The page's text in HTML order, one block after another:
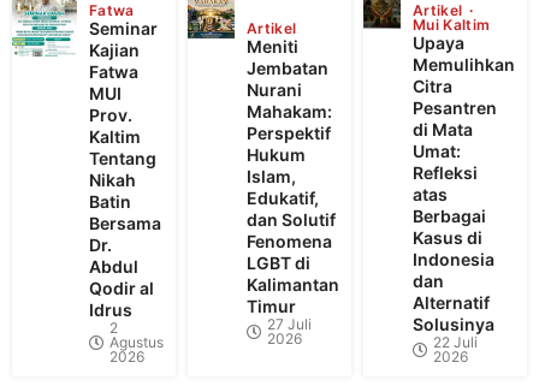
Fatwa
Seminar
Kajian
Fatwa
MUI
Prov.
Kaltim
Tentang
Nikah
Batin
Bersama
Dr.
Abdul
Qodir al
Idrus
2
Agustus
2026
Artikel
Meniti
Jembatan
Nurani
Mahakam:
Perspektif
Hukum
Islam,
Edukatif,
dan Solutif
Fenomena
LGBT di
Kalimantan
Timur
27 Juli
2026
Artikel
Mui Kaltim
Upaya
Memulihkan
Citra
Pesantren
di Mata
Umat:
Refleksi
atas
Berbagai
Kasus di
Indonesia
dan
Alternatif
Solusinya
22 Juli
2026